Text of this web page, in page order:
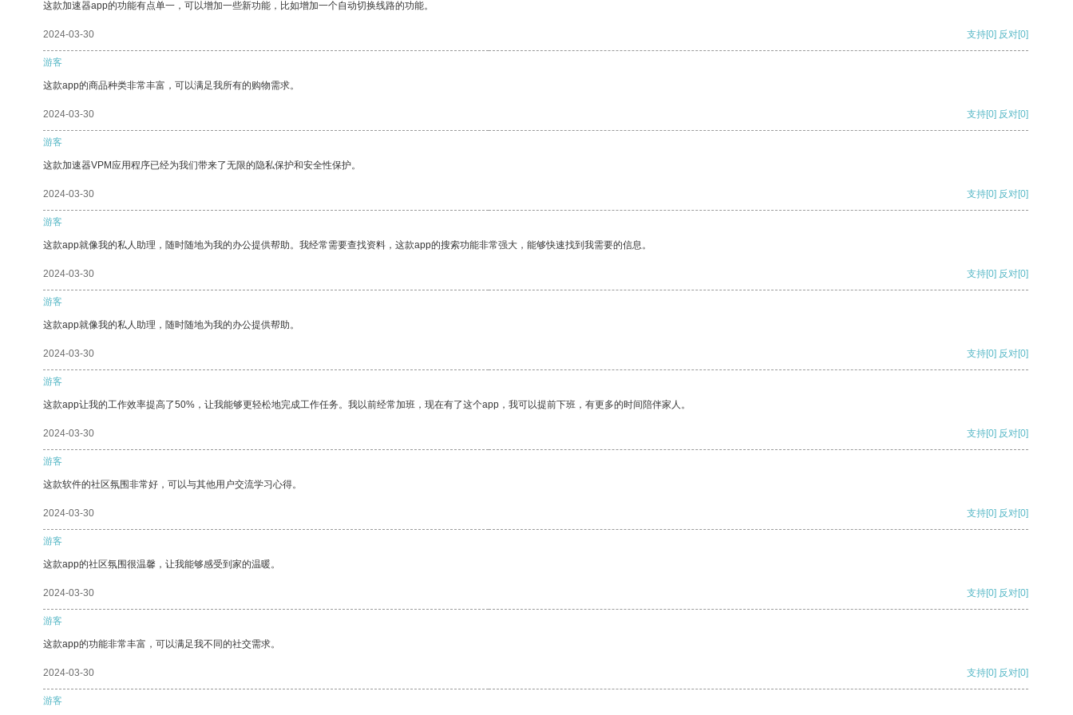
这款加速器app的功能有点单一，可以增加一些新功能，比如增加一个自动切换线路的功能。
2024-03-30 支持[0] 反对[0]
游客
这款app的商品种类非常丰富，可以满足我所有的购物需求。
2024-03-30 支持[0] 反对[0]
游客
这款加速器VPM应用程序已经为我们带来了无限的隐私保护和安全性保护。
2024-03-30 支持[0] 反对[0]
游客
这款app就像我的私人助理，随时随地为我的办公提供帮助。我经常需要查找资料，这款app的搜索功能非常强大，能够快速找到我需要的信息。
2024-03-30 支持[0] 反对[0]
游客
这款app就像我的私人助理，随时随地为我的办公提供帮助。
2024-03-30 支持[0] 反对[0]
游客
这款app让我的工作效率提高了50%，让我能够更轻松地完成工作任务。我以前经常加班，现在有了这个app，我可以提前下班，有更多的时间陪伴家人。
2024-03-30 支持[0] 反对[0]
游客
这款软件的社区氛围非常好，可以与其他用户交流学习心得。
2024-03-30 支持[0] 反对[0]
游客
这款app的社区氛围很温馨，让我能够感受到家的温暖。
2024-03-30 支持[0] 反对[0]
游客
这款app的功能非常丰富，可以满足我不同的社交需求。
2024-03-30 支持[0] 反对[0]
游客